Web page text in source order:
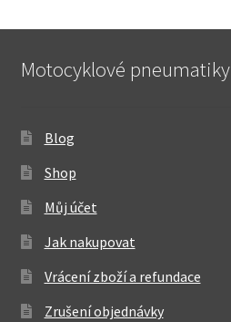
Motocyklové pneumatiky
Blog
Shop
Můj účet
Jak nakupovat
Vrácení zboží a refundace
Zrušení objednávky